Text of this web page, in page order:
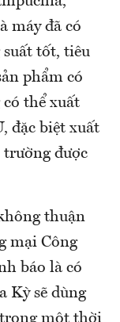
máy đã có
suất tốt, tiêu
phẩm có
thể xuất
đặc biệt xuất
được
thuận
mại Công
báo là có
Kỳ sẽ dùng
trong một thời